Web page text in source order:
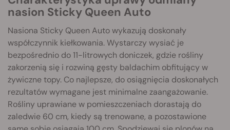
nasion Sticky Queen Auto
Nasiona Sticky Queen Auto wykazują doskonały
współczynnik kiełkowania. Wystarczy wysiać je
bezpośrednio do 11-litrowych doniczek, gdzie rośliny
zakorzenią się i rozwiną gęsty baldachim obfitujący w
żywiczne topy. Co najlepsze, do osiągnięcia doskonałych
rezultatów wymagane jest minimalne zaangażowanie.
Rośliny uprawiane w pomieszczeniach dorastają do
zaledwie 60 cm, kiedy są trenowane, a pozostawione